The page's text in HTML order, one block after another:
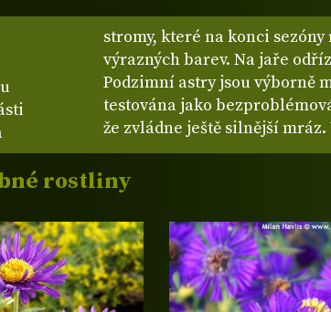
stromy, které na konci
výrazných barev. Na jaře
Podzimní astry jsou výborně
testována jako
že zvládne ještě silnější
rostliny